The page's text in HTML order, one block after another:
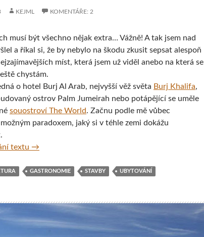
KEJML KOMENTÁŘE: 2
musí být všechno nějak extra… Vážně! A tak jsem nad
a říkal si, že by nebylo na škodu zkusit sepsat alespoň
míst, která jsem už viděl anebo na která se
chystám.
o hotel Burj Al Arab, nejvyšší věž světa Burj Khalifa,
ostrov Palm Jumeirah nebo potápějící se uměle
souostroví The World. Začnu podle mě vůbec
paradoxem, jaký si v téhle zemi dokážu
textu Hotel Burj Al Arab, Dubaj
→
GASTRONOMIE STAVBY UBYTOVÁNÍ